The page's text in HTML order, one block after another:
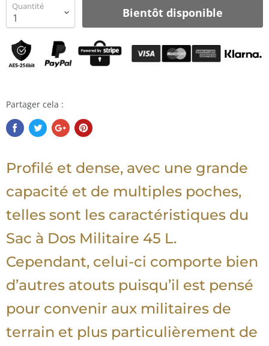
Quantité Bientôt disponible
Partager cela :
Profilé et dense, avec une grande
capacité et de multiples poches,
telles sont les caractéristiques du
Sac à Dos Militaire 45 L.
Cependant, celui-ci comporte bien
d’autres atouts puisqu’il est pensé
pour convenir aux militaires de
terrain et plus particulièrement de